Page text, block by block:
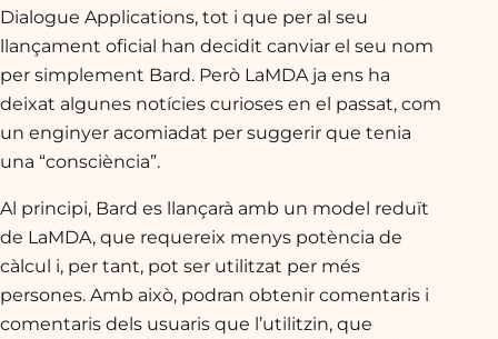
Dialogue Applications, tot i que per al seu
llançament oficial han decidit canviar el seu nom
per simplement Bard. Però LaMDA ja ens ha
deixat algunes notícies curioses en el passat, com
un enginyer acomiadat per suggerir que tenia
una “consciència”.
Al principi, Bard es llançarà amb un model reduït
de LaMDA, que requereix menys potència de
càlcul i, per tant, pot ser utilitzat per més
persones. Amb això, podran obtenir comentaris i
comentaris dels usuaris que l’utilitzin, que